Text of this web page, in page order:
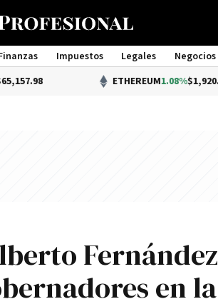
Impuestos Legales Negocios
Management
ETHEREUM1.08%$1,920.33
Fernández
en la